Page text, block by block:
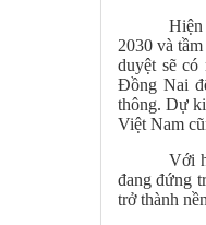
2030 và
duyệt sẽ
Đồng Nai
thông. Dự
Việt Nam
Với
đang đứng
trở thành